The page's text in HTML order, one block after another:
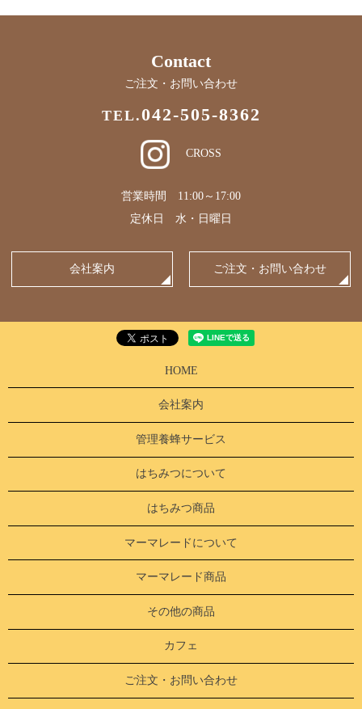
Contact
ご注文・お問い合わせ
TEL.042-505-8362
CROSS
営業時間 11:00～17:00
定休日 水・日曜日
会社案内 ご注文・お問い合わせ
HOME
会社案内
管理養蜂サービス
はちみつについて
はちみつ商品
マーマレードについて
マーマレード商品
その他の商品
カフェ
ご注文・お問い合わせ